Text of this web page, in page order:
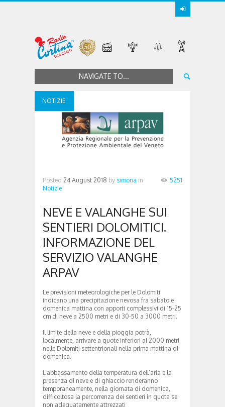
NAVIGATE TO...
NOTIZIE
Posted 24 August 2018 by simona in
Notizie
5251
NEVE E VALANGHE SUI
SENTIERI DOLOMITICI.
INFORMAZIONE DEL
SERVIZIO VALANGHE
ARPAV
Le previsioni meteorologiche per le Dolomiti
indicano una precipitazione nevosa fra sabato e
domenica mattina con apporti complessivi di 15-25
cm di neve a 2500 metri e di 30-50 a 3000 metri.
Il limite della neve e della pioggia potrà,
localmente, arrivare a quote inferiori ai 2000 metri
nelle Dolomiti settentrionali nella prima mattina di
domenica.
L’abbassamento della temperatura dell’aria e la
presenza di neve e di ghiaccio renderanno
temporaneamente, nella giornata di domenica,
difficoltosa la percorrenza dei sentieri in quota se
non adeguatamente attrezzati